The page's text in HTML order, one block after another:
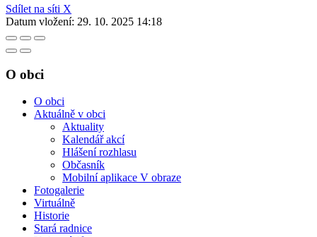
Sdílet na síti X
Datum vložení: 29. 10. 2025 14:18
O obci
O obci
Aktuálně v obci
Aktuality
Kalendář akcí
Hlášení rozhlasu
Občasník
Mobilní aplikace V obraze
Fotogalerie
Virtuálně
Historie
Stará radnice